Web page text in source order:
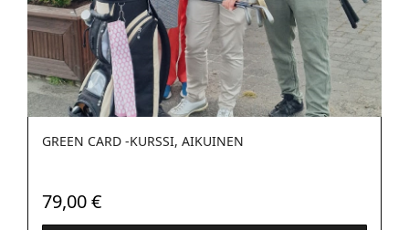
GREEN CARD -KURSSI, AIKUINEN
79,00 €